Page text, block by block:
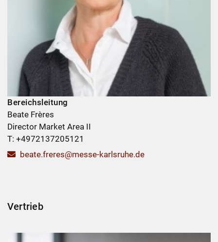
Bereichsleitung
Beate Frères
Director Market Area II
T: +4972137205121
beate.freres@messe-karlsruhe.de
Vertrieb